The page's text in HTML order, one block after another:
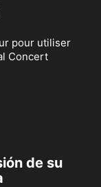
pour utiliser
Concert
de su